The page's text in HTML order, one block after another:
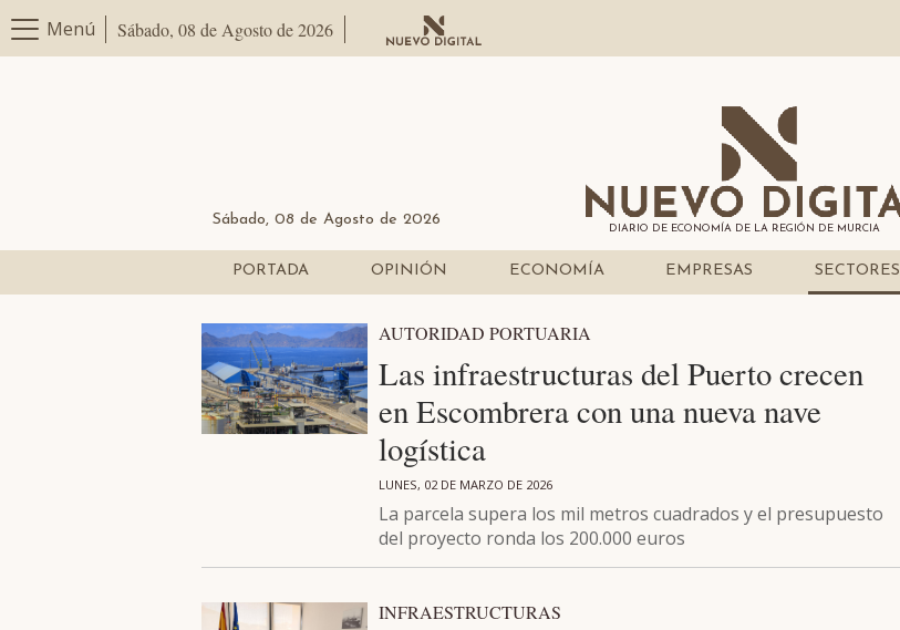
Menú Sábado, 08 de Agosto de 2026
Sábado, 08 de Agosto de 2026
DIARIO DE ECONOMÍA DE LA REGIÓN DE MURCIA
PORTADA OPINIÓN ECONOMÍA EMPRESAS SECTORES
AUTORIDAD PORTUARIA
Las infraestructuras del Puerto crecen
en Escombrera con una nueva nave
logística
LUNES, 02 DE MARZO DE 2026
La parcela supera los mil metros cuadrados y el presupuesto
del proyecto ronda los 200.000 euros
INFRAESTRUCTURAS